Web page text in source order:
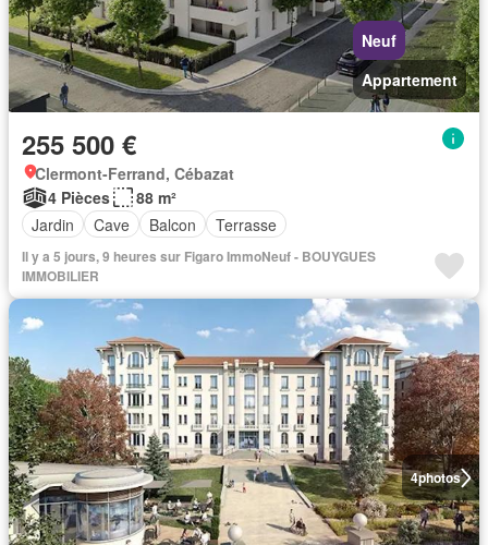
Neuf
Appartement
255 500 €
Clermont-Ferrand, Cébazat
4 Pièces
88 m²
Jardin
Cave Balcon Terrasse
Il y a 5 jours, 9 heures sur Figaro ImmoNeuf - BOUYGUES
IMMOBILIER
4photos